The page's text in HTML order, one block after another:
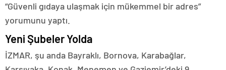
“Güvenli gıdaya ulaşmak için mükemmel bir adres”
yorumunu yaptı.
Yeni Şubeler Yolda
İZMAR, şu anda Bayraklı, Bornova, Karabağlar,